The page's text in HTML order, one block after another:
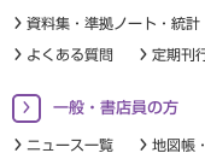
資料集・準拠ノート・統計
よくある質問 定期刊
一般・書店員の方
ニュース一覧 地図帳